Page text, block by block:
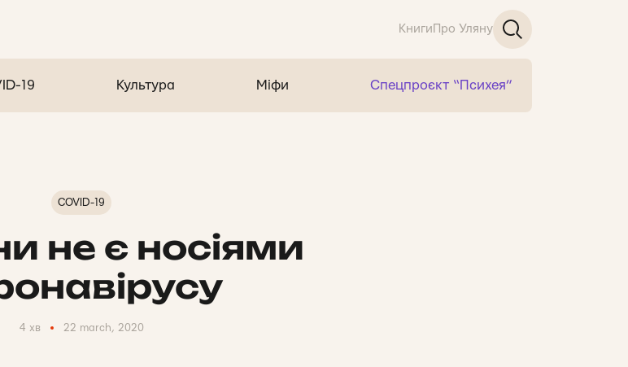
Книги Про Уляну
19 Культура Міфи Спецпроєкт “Психея”
COVID-19
не є носіями
4 хв 22 march, 2020